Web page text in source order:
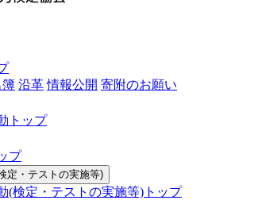
簿 沿革 情報公開 寄附のお願い
トップ
プ
定・テストの実施等)
(検定・テストの実施等)トップ